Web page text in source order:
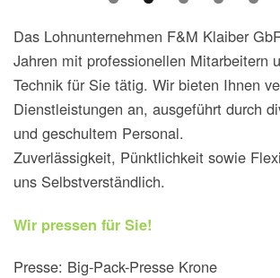
Das Lohnunternehmen F&M Klaiber
Jahren mit professionellen Mitarbeitern
Technik für Sie tätig. Wir bieten Ihnen
Dienstleistungen an, ausgeführt durch
und geschultem Personal.
Zuverlässigkeit, Pünktlichkeit sowie
uns Selbstverständlich.
Wir pressen für Sie!
Presse: Big-Pack-Presse Krone